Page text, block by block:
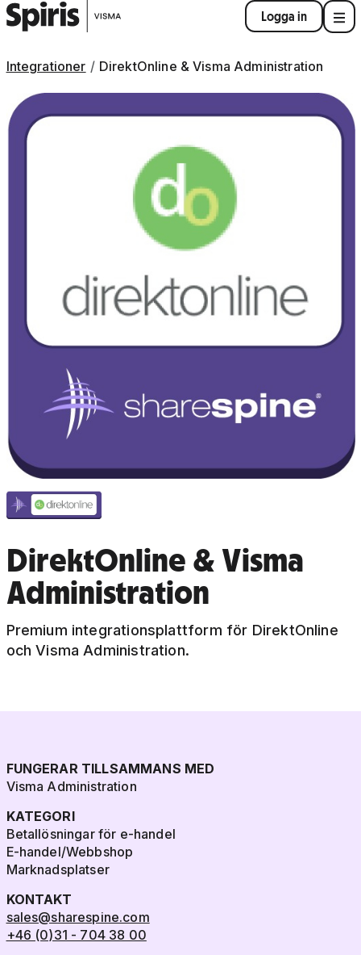
Logga in
Integrationer DirektOnline & Visma Administration
DirektOnline & Visma
Administration
Premium integrationsplattform för DirektOnline
och Visma Administration.
FUNGERAR TILLSAMMANS MED
Visma Administration
KATEGORI
Betallösningar för e-handel
E-handel/Webbshop
Marknadsplatser
KONTAKT
sales@sharespine.com
+46 (0)31 - 704 38 00